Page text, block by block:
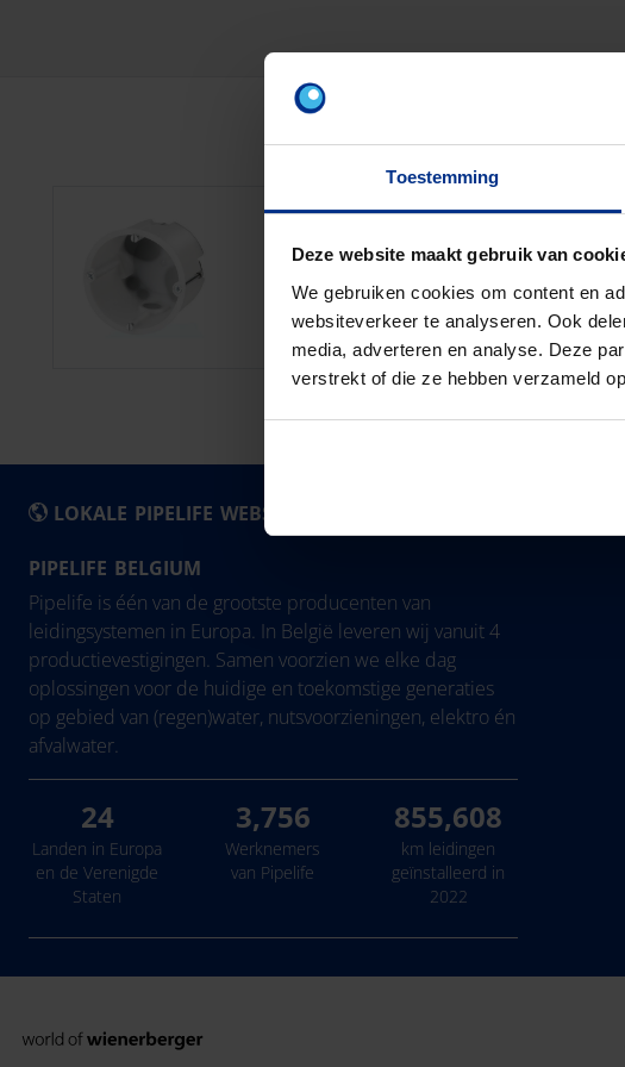
Toestemming
Deze website maakt gebruik van
We gebruiken cookies om content en
websiteverkeer te analyseren. Ook
media, adverteren en analyse. Deze
verstrekt of die ze hebben verzameld
LOKALE PIPELIFE WEBSITES
België - Nederlands
Belgique - Français
Bosna i Hercegovina
България
Česká Republika
Danmark
Deutschland
Hrvatska
Ireland
Latvija
PIPELIFE BELGIUM
Pipelife is één van de grootste producenten van
leidingsystemen in Europa. In België leveren wij vanuit 4
productievestigingen. Samen voorzien we elke dag
oplossingen voor de huidige en toekomstige generaties
op gebied van (regen)water, nutsvoorzieningen, elektro én
afvalwater.
24
Landen in Europa
en de Verenigde
Staten
3,756
Werknemers
van Pipelife
855,608
km leidingen
geïnstalleerd in
2022